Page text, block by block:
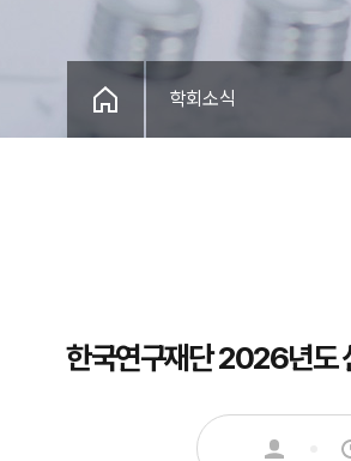
학회소식
한국연구재단 2026년도